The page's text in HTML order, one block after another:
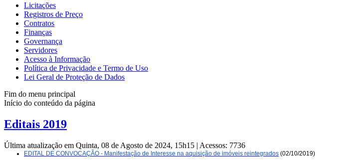
Licitações
Registros de Preço
Contratos
Finanças
Governança
Servidores
Acesso à Informação
Política de Privacidade e Termo de Uso
Lei Geral de Proteção de Dados
Fim do menu principal
Início do conteúdo da página
Editais 2019
Última atualização em Quinta, 08 de Agosto de 2024, 15h15 | Acessos: 7736
EDITAL DE CONVOCAÇÃO - Manifestação de Interesse na aquisição de imóveis reintegrados (02/10/2019)